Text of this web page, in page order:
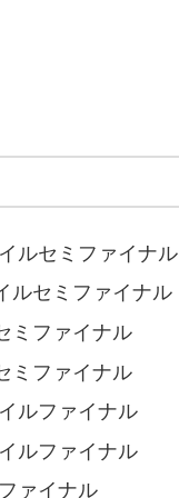
ルセミファイナル
ルセミファイナル
ミファイナル
ミファイナル
ルファイナル
ルファイナル
ァイナル